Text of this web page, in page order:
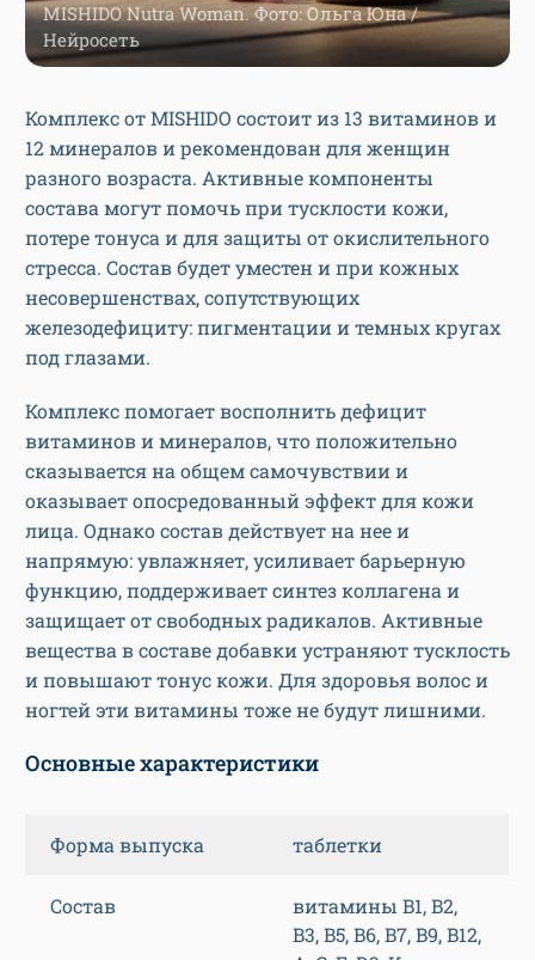
MISHIDO Nutra Woman. Фото: Ольга Юна /
Нейросеть
Комплекс от MISHIDO состоит из 13 витаминов и
12 минералов и рекомендован для женщин
разного возраста. Активные компоненты
состава могут помочь при тусклости кожи,
потере тонуса и для защиты от окислительного
стресса. Состав будет уместен и при кожных
несовершенствах, сопутствующих
железодефициту: пигментации и темных кругах
под глазами.
Комплекс помогает восполнить дефицит
витаминов и минералов, что положительно
сказывается на общем самочувствии и
оказывает опосредованный эффект для кожи
лица. Однако состав действует на нее и
напрямую: увлажняет, усиливает барьерную
функцию, поддерживает синтез коллагена и
защищает от свободных радикалов. Активные
вещества в составе добавки устраняют тусклость
и повышают тонус кожи. Для здоровья волос и
ногтей эти витамины тоже не будут лишними.
Основные характеристики
Форма выпуска таблетки
Состав
витамины B1, B2,
B3, B5, B6, B7, B9, B12,